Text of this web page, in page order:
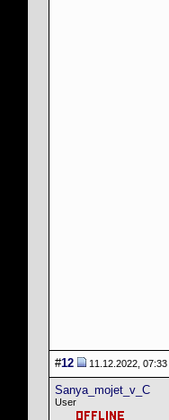
#12 11.12.2022, 07:33
Sanya_mojet_v_C
User